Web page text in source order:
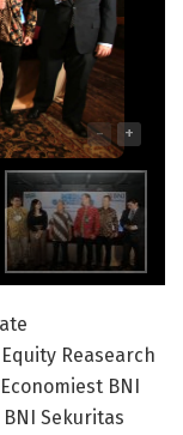
- +
Reasearch
BNI
Sekuritas